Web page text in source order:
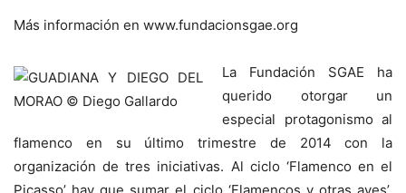
Más información en www.fundacionsgae.org
La Fundación SGAE ha
querido otorgar un
especial protagonismo al
flamenco en su último trimestre de 2014 con la
organización de tres iniciativas. Al ciclo ‘Flamenco en el